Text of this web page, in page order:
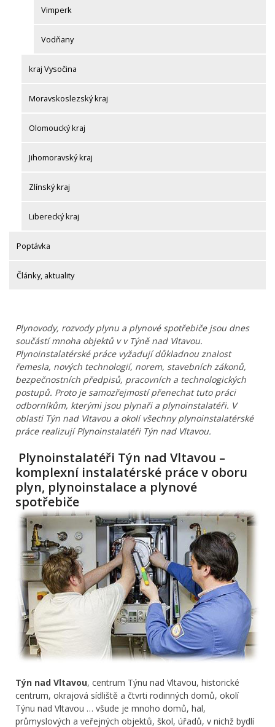
Vimperk
Vodňany
kraj Vysočina
Moravskoslezský kraj
Olomoucký kraj
Jihomoravský kraj
Zlínský kraj
Liberecký kraj
Poptávka
Články, aktuality
Plynovody, rozvody plynu a plynové spotřebiče jsou dnes
součástí mnoha objektů v v Týně nad Vltavou.
Plynoinstalatérské práce vyžadují důkladnou znalost
řemesla, nových technologií, norem, stavebních zákonů,
bezpečnostních předpisů, pracovních a technologických
postupů. Proto je samozřejmostí přenechat tuto práci
odborníkům, kterými jsou plynaři a plynoinstalatéři. V
oblasti Týn nad Vltavou a okolí všechny plynoinstalatérské
práce realizují Plynoinstalatéři Týn nad Vltavou.
Plynoinstalatéři Týn nad Vltavou –
komplexní instalatérské práce v oboru
plyn, plynoinstalace a plynové
spotřebiče
Týn nad Vltavou, centrum Týnu nad Vltavou, historické
centrum, okrajová sídliště a čtvrti rodinných domů, okolí
Týnu nad Vltavou … všude je mnoho domů, hal,
průmyslových a veřejných objektů, škol, úřadů, v nichž bydlí